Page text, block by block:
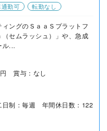
勤可 転勤なし
ングのＳａａＳプラットフ
セムラッシュ）」や、急成
ル...
賞与：なし
制：毎週 年間休日数：122